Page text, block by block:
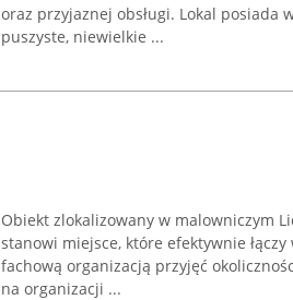
oraz przyjaznej obsługi. Lokal
puszyste, niewielkie ...
Obiekt zlokalizowany w malowniczym
stanowi miejsce, które efektywnie
fachową organizacją przyjęć
na organizacji ...